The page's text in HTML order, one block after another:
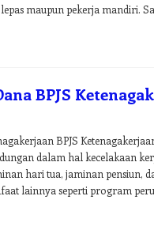
maupun pekerja mandiri.
BPJS
BPJS
dalam hal kecelakaan
hari tua, jaminan pensiun,
lainnya seperti program